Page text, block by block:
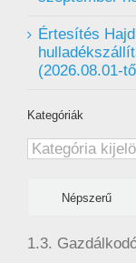
Értesítés
(2026.08.01-
Kategóriák
Kategóriák
Népszerű
1.3.